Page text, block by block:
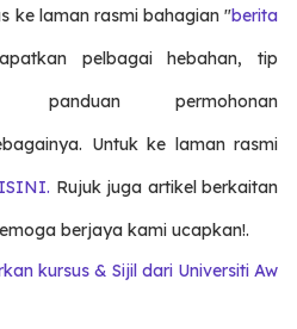
ke laman rasmi bahagian "berita
pelbagai hebahan, tip
panduan permohonan
Untuk ke laman rasmi
Rujuk juga artikel berkaitan
berjaya kami ucapkan!.
kursus & Sijil dari Universiti Aw